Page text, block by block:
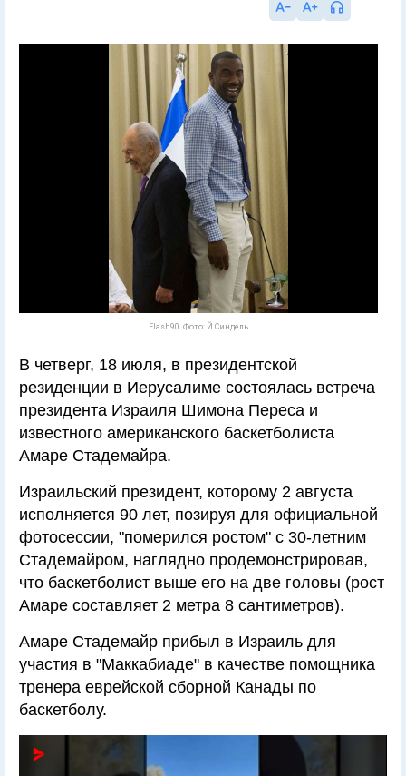
Flash90. Фото: Й.Синдель
В четверг, 18 июля, в президентской
резиденции в Иерусалиме состоялась встреча
президента Израиля Шимона Переса и
известного американского баскетболиста
Амаре Стадемайра.
Израильский президент, которому 2 августа
исполняется 90 лет, позируя для официальной
фотосессии, "померился ростом" с 30-летним
Стадемайром, наглядно продемонстрировав,
что баскетболист выше его на две головы (рост
Амаре составляет 2 метра 8 сантиметров).
Амаре Стадемайр прибыл в Израиль для
участия в "Маккабиаде" в качестве помощника
тренера еврейской сборной Канады по
баскетболу.